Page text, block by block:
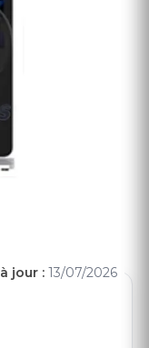
jour : 13/07/2026